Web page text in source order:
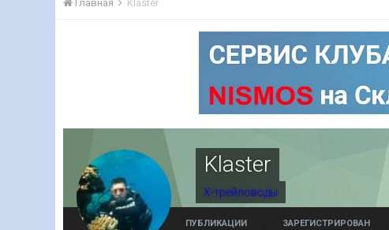
Главная Klaster
Klaster
Х-трейловоды
ПУБЛИКАЦИИ ЗАРЕГИСТРИРОВАН